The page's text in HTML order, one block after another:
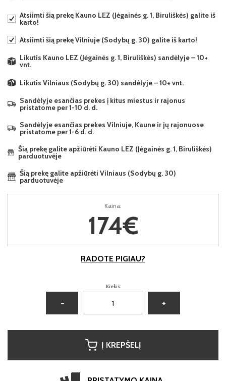
Atsiimti šią prekę Kauno LEZ (Jėgainės g. 1, Biruliškės) galite iš
karto!
Atsiimti šią prekę Vilniuje (Sodybų g. 30) galite iš karto!
Likutis Kauno LEZ (Jėgainės g. 1, Biruliškės) sandėlyje – 10+
vnt.
Likutis Vilniaus (Sodybų g. 30) sandėlyje – 10+ vnt.
Sandėlyje esančias prekes į kitus miestus ir rajonus
pristatome per 1-10 d. d.
Sandėlyje esančias prekes Vilniuje, Kaune ir jų rajonuose
pristatome per 1-6 d. d.
Šią prekę galite apžiūrėti Kauno LEZ (Jėgainės g. 1, Biruliškės)
parduotuvėje
Šią prekę galite apžiūrėti Vilniaus (Sodybų g. 30)
parduotuvėje
Kaina:
174€
RADOTE PIGIAU?
Kiekis:
− +
Į KREPŠELĮ